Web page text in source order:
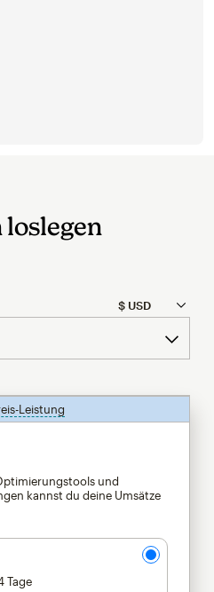
loslegen
Leistung
und
kannst du deine Umsätze
Tage